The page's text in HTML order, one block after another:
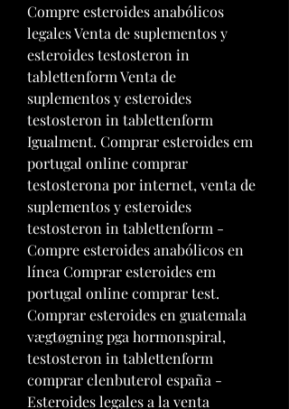
Compre esteroides anabólicos
legales Venta de suplementos y
esteroides testosteron in
tablettenform Venta de
suplementos y esteroides
testosteron in tablettenform
Igualment. Comprar esteroides em
portugal online comprar
testosterona por internet, venta de
suplementos y esteroides
testosteron in tablettenform -
Compre esteroides anabólicos en
línea Comprar esteroides em
portugal online comprar test.
Comprar esteroides en guatemala
vægtøgning pga hormonspiral,
testosteron in tablettenform
comprar clenbuterol españa -
Esteroides legales a la venta